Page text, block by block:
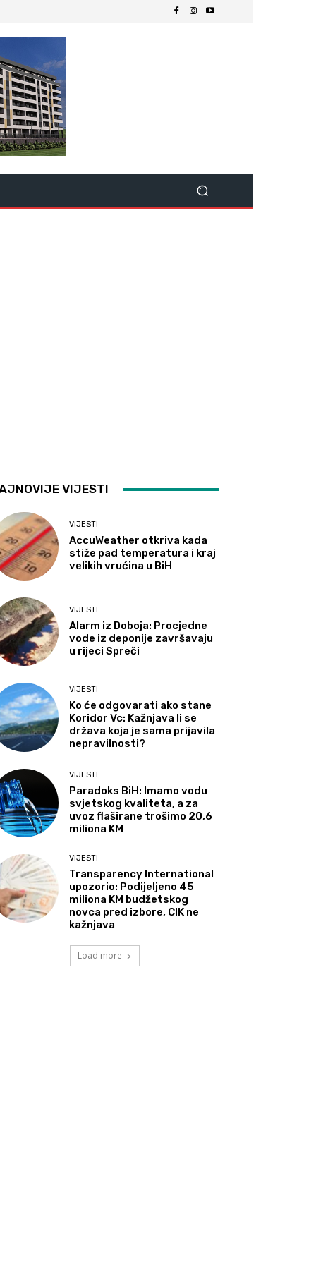
VIJESTI
VIJESTI
AccuWeather otkriva kada
stiže pad temperatura i kraj
velikih vrućina u BiH
VIJESTI
Alarm iz Doboja: Procjedne
vode iz deponije završavaju
u rijeci Spreči
VIJESTI
Ko će odgovarati ako stane
Koridor Vc: Kažnjava li se
država koja je sama prijavila
nepravilnosti?
VIJESTI
Paradoks BiH: Imamo vodu
svjetskog kvaliteta, a za
uvoz flaširane trošimo 20,6
miliona KM
VIJESTI
Transparency International
upozorio: Podijeljeno 45
miliona KM budžetskog
novca pred izbore, CIK ne
kažnjava
Load more